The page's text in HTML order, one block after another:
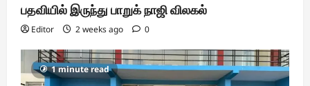
பதவியில் இருந்து பாறுக் நாஜி விலகல்
Editor 2 weeks ago 0
1 minute read